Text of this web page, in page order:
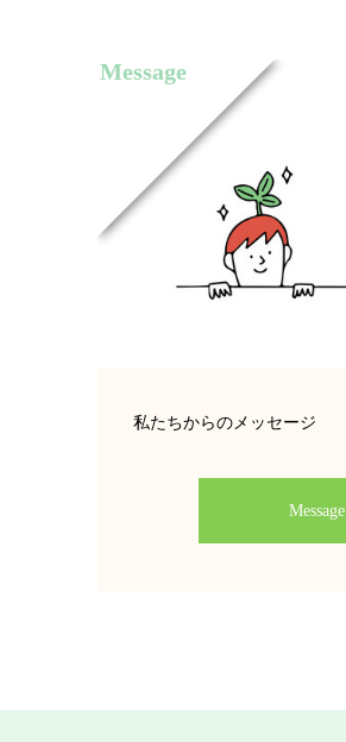
Message
私たちからのメッセージ
Message